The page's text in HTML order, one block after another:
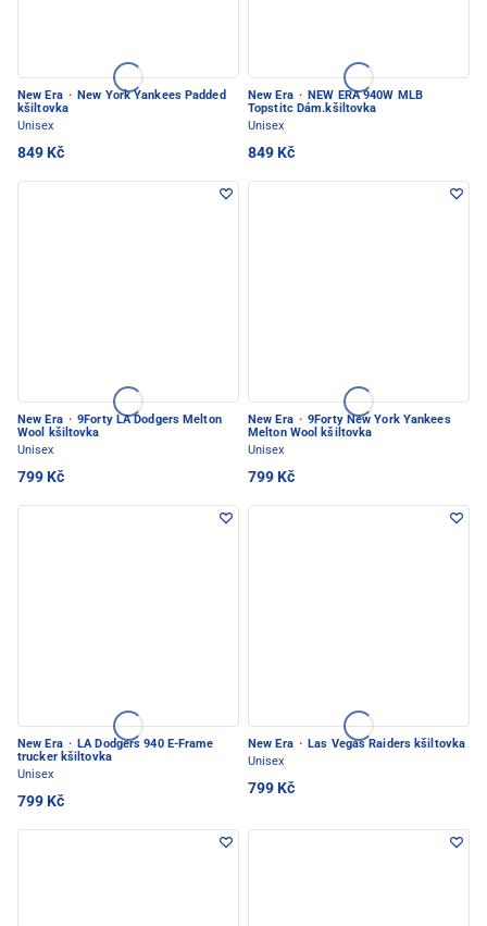
New Era · New York Yankees Padded
kšiltovka
Unisex
849 Kč
New Era · NEW ERA 940W MLB
Topstitc Dám.kšiltovka
Unisex
849 Kč
New Era · 9Forty LA Dodgers Melton
Wool kšiltovka
Unisex
799 Kč
New Era · 9Forty New York Yankees
Melton Wool kšiltovka
Unisex
799 Kč
New Era · LA Dodgers 940 E-Frame
trucker kšiltovka
Unisex
799 Kč
New Era · Las Vegas Raiders kšiltovka
Unisex
799 Kč